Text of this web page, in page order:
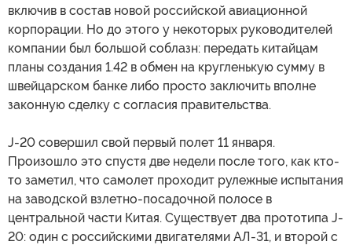
включив в состав новой российской авиационной
корпорации. Но до этого у некоторых руководителей
компании был большой соблазн: передать китайцам
планы создания 1.42 в обмен на кругленькую сумму в
швейцарском банке либо просто заключить вполне
законную сделку с согласия правительства.
J-20 совершил свой первый полет 11 января.
Произошло это спустя две недели после того, как кто-
то заметил, что самолет проходит рулежные испытания
на заводской взлетно-посадочной полосе в
центральной части Китая. Существует два прототипа J-
20: один с российскими двигателями АЛ-31, и второй с